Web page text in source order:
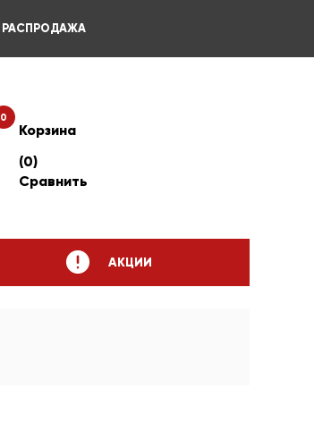
РАСПРОДАЖА
0
Корзина
(0)
Сравнить
АКЦИИ